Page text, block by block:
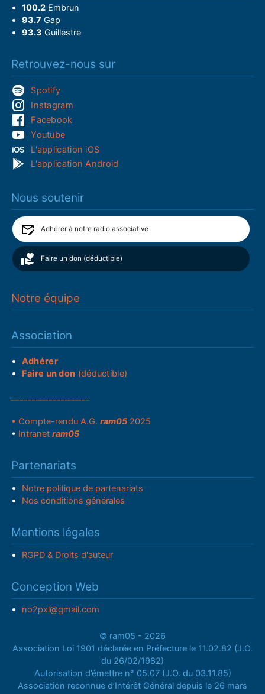
100.2Embrun
93.7 Gap
93.3 Guillestre
Retrouvez-nous sur
Spotify
Instagram
Facebook
Youtube
L'application iOS
L'application Android
Nous soutenir
Adhérer à notre radio associative
Faire un don (déductible)
Notre équipe
Association
Adhérer
Faire un don (déductible)
• Compte-rendu A.G.ram05 2025
• Intranetram05
Partenariats
Notre politique de partenariats
Nos conditions générales
Mentions légales
RGPD & Droits d'auteur
Conception Web
no2pxl@gmail.com
© ram05 - 2026
Association Loi 1901 déclarée en Préfecture le 11.02.82 (J.O.
du 26/02/1982)
Autorisation d’émettre n° 05.07 (J.O. du 03.11.85)
Association reconnue d’Intérêt Général depuis le 26 mars